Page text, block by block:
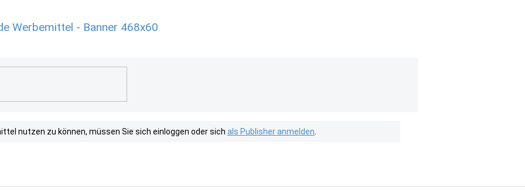
Werbemittel - Banner 468x60
nutzen zu können, müssen Sie sich einloggen oder sich als Publisher anmelden